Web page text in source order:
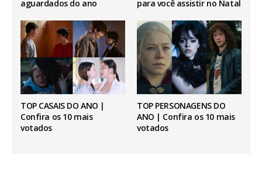
aguardados do ano
para você assistir no Natal
TOP CASAIS DO ANO |
Confira os 10 mais
votados
TOP PERSONAGENS DO
ANO | Confira os 10 mais
votados